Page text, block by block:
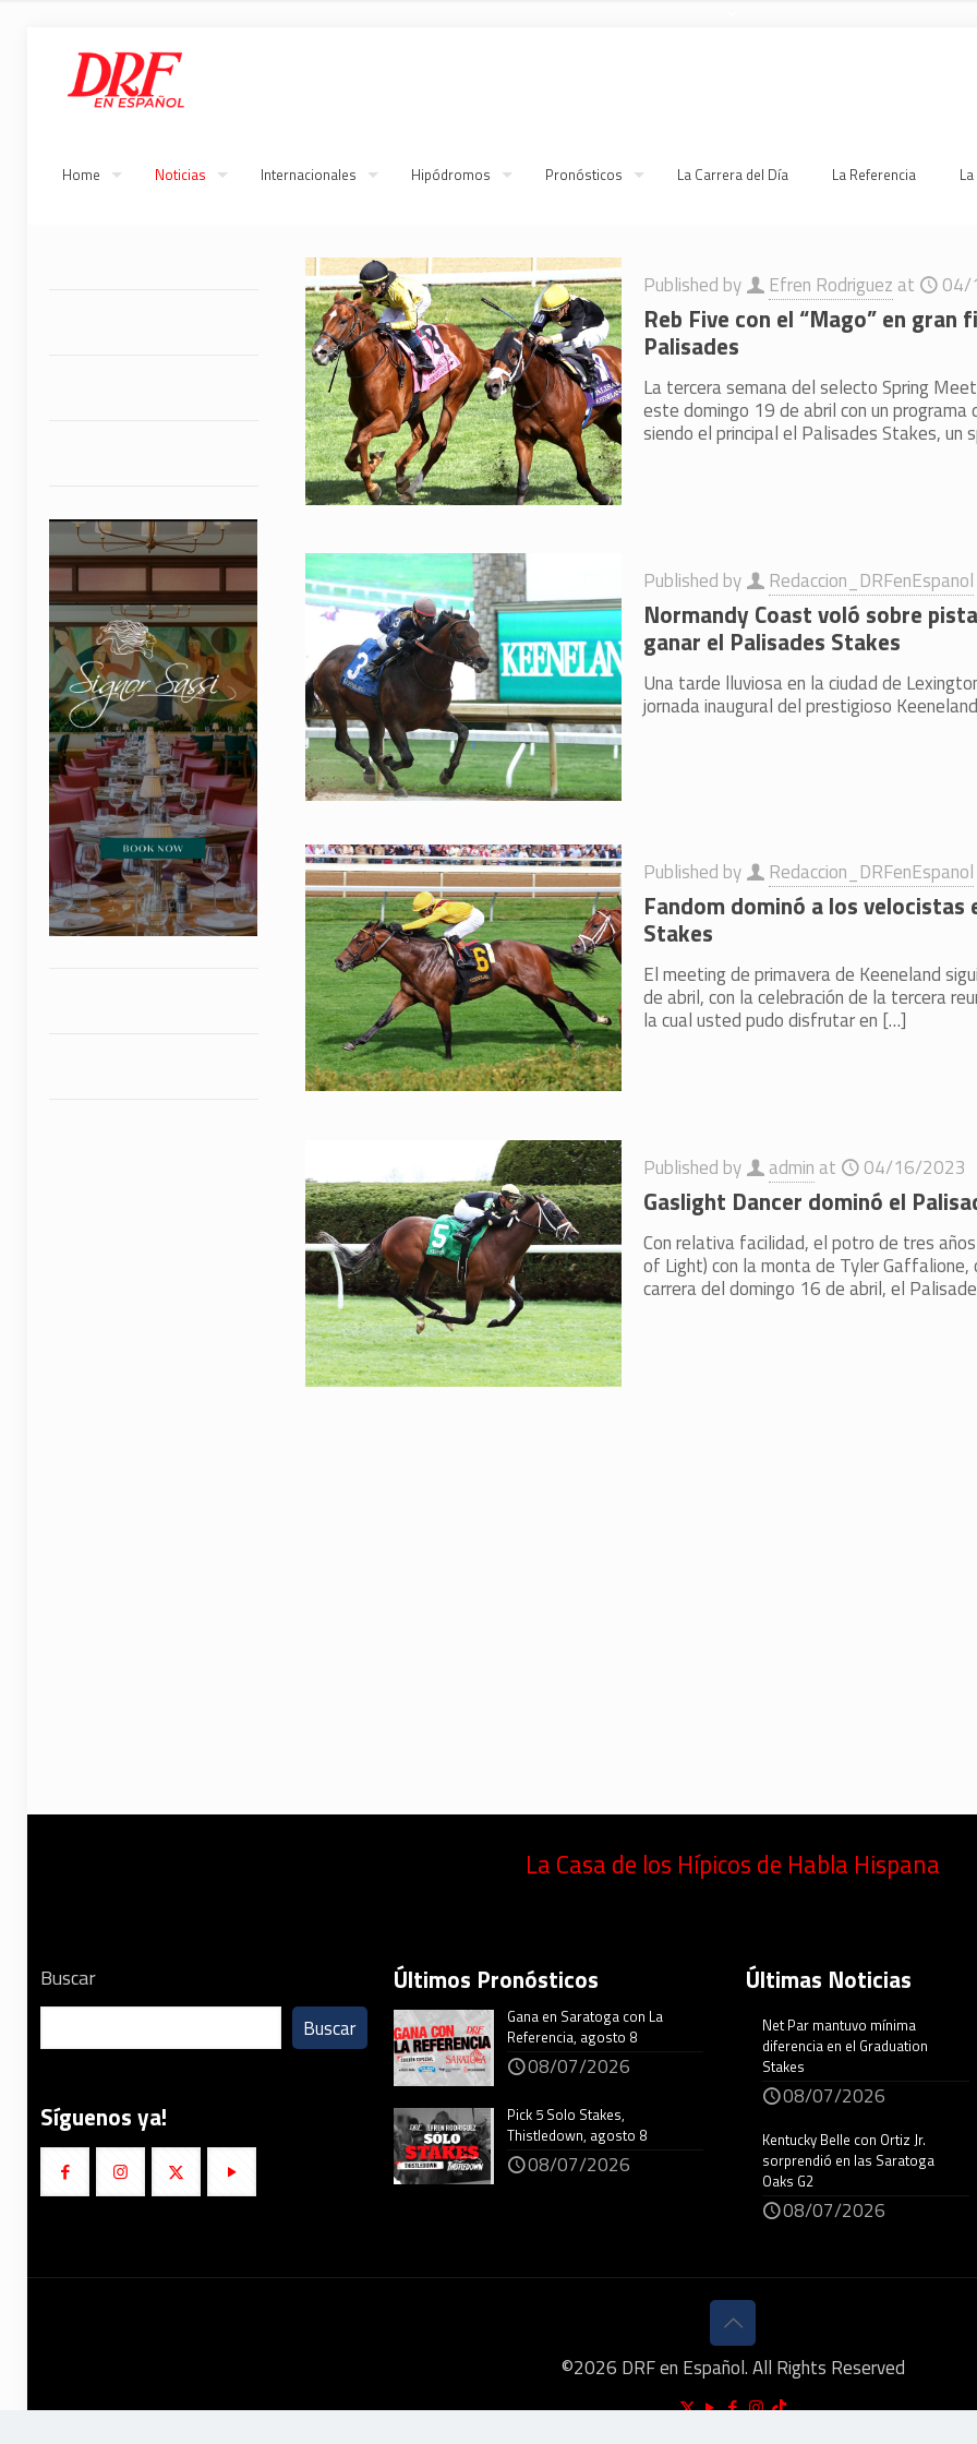
Home Noticias Internacionales Hipódromos Pronósticos La Carrera del Día La Referencia
Published by Efren Rodriguez at 04/
Reb Five con el “Mago” en gran
Palisades
La tercera semana del selecto Spring
este domingo 19 de abril con un programa
siendo el principal el Palisades Stakes, un
Published by Redaccion_DRFenEspanol
Normandy Coast voló sobre
ganar el Palisades Stakes
Una tarde lluviosa en la ciudad de
jornada inaugural del prestigioso
Published by Redaccion_DRFenEspanol
Fandom dominó a los velocistas
Stakes
El meeting de primavera de Keeneland
de abril, con la celebración de la tercera
la cual usted pudo disfrutar en […]
Published by admin at 04/16/2023
Gaslight Dancer dominó el
Con relativa facilidad, el potro de tres
of Light) con la monta de Tyler
carrera del domingo 16 de abril, el
La Casa de los Hípicos de Habla Hispana
Buscar
Buscar
Síguenos ya!
Últimos Pronósticos
Gana en Saratoga con La
Referencia, agosto 8
08/07/2026
Pick 5 Solo Stakes,
Thistledown, agosto 8
08/07/2026
Últimas Noticias
Net Par mantuvo mínima
diferencia en el Graduation
Stakes
08/07/2026
Kentucky Belle con Ortiz Jr.
sorprendió en las Saratoga
Oaks G2
08/07/2026
©2026 DRF en Español. All Rights Reserved